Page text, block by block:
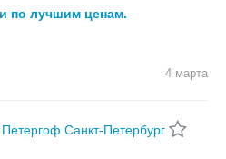
по лучшим ценам.
4 марта